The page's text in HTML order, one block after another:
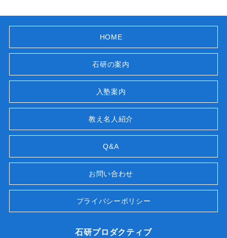
HOME
石研の案内
入塾案内
教え名人紹介
Q&A
お問い合わせ
プライバシーポリシー
石研プロダクティブ